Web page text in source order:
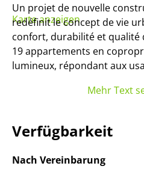
Karte anzeigen
Un projet de nouvelle
redéfinit le concept de vie
confort, durabilité et qualité
19 appartements en
lumineux, répondant aux
Contactez-nous et vous
la commercialisation.
Mehr Text
Verfügbarkeit
Nach Vereinbarung